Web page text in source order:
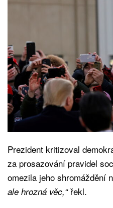
Prezident kritizoval
za prosazování pravidel
omezila jeho shromáždění
ale hrozná věc,“řekl.